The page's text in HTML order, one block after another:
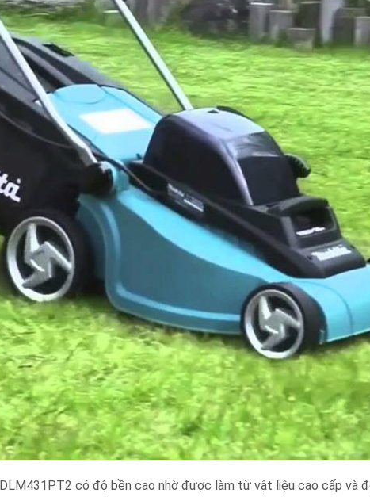
có độ bền cao nhờ được làm từ vật liệu cao cấp và